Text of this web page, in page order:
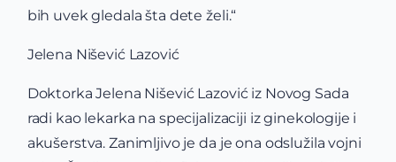
bih uvek gledala šta dete želi.“
Jelena Nišević Lazović
Doktorka Jelena Nišević Lazović iz Novog Sada
radi kao lekarka na specijalizaciji iz ginekologije i
akušerstva. Zanimljivo je da je ona odslužila vojni